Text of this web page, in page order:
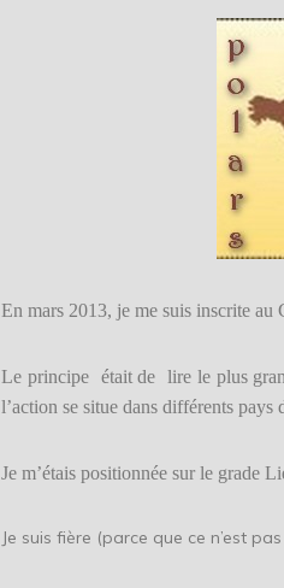
En mars 2013, je me suis inscrite
Le principe était de lire le plus
l’action se situe dans différents
Je m’étais positionnée sur le grade
Je suis fière (parce que ce n’est